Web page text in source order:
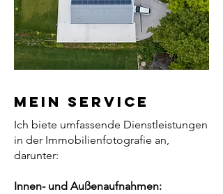
Mein SErvice
Ich biete umfassende Dienstleistungen
in der Immobilienfotografie an,
darunter:
Innen- und Außenaufnahmen: